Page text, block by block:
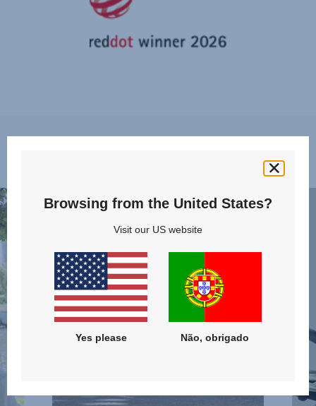
CABINE:
COMPATÍVEL
COM
IATA,
Browsing from the United States?
Visit our US website
Yes please Não, obrigado